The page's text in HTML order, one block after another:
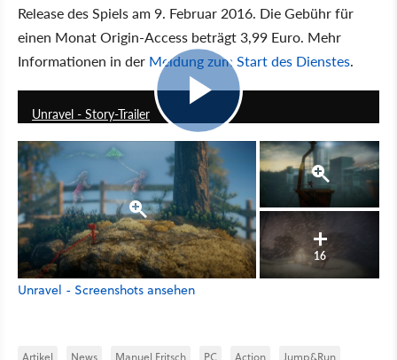
Release des Spiels am 9. Februar 2016. Die Gebühr für
einen Monat Origin-Access beträgt 3,99 Euro. Mehr
Informationen in der Meldung zum Start des Dienstes.
Unravel - Story-Trailer
16
Unravel - Screenshots ansehen
Artikel News Manuel Fritsch PC Action Jump&Run